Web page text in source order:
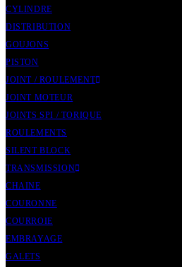
CYLINDRE
DISTRIBUTION
GOUJONS
PISTON
JOINT / ROULEMENT
JOINT MOTEUR
JOINTS SPI / TORIQUE
ROULEMENTS
SILENT BLOCK
TRANSMISSION
CHAINE
COURONNE
COURROIE
EMBRAYAGE
GALETS